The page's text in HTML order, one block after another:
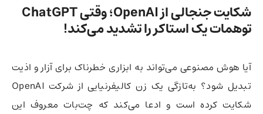
شکایت جنجالی از OpenAI؛ وقتی ChatGPT
توهمات یک استاکر را تشدید می‌کند!
آیا هوش مصنوعی می‌تواند به ابزاری خطرناک برای آزار و اذیت
تبدیل شود؟ به‌تازگی یک زن کالیفرنیایی از شرکت OpenAI
شکایت کرده است و ادعا می‌کند که چت‌بات معروف این